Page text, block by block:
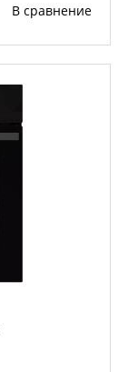
В сравнение